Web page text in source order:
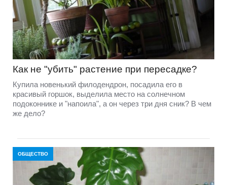
Как не "убить" растение при пересадке?
Купила новенький филодендрон, посадила его в
красивый горшок, выделила место на солнечном
подоконнике и "напоила", а он через три дня сник? В чем
же дело?
ОБЩЕСТВО